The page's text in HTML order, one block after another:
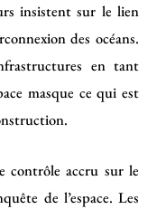
insistent sur le lien
des océans.
en tant
masque ce qui est
contrôle accru sur le
de l’espace. Les